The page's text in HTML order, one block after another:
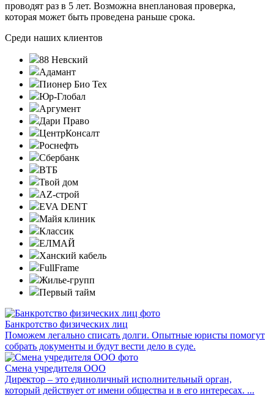
проводят раз в 5 лет. Возможна внеплановая проверка,
которая может быть проведена раньше срока.
Среди наших клиентов
88 Невский
Адамант
Пионер Био Тех
Юр-Глобал
Аргумент
Дари Право
ЦентрКонсалт
Роснефть
Сбербанк
ВТБ
Твой дом
AZ-строй
EVA DENT
Майя клиник
Классик
ЕЛМАЙ
Ханский кабель
FullFrame
Жилье-групп
Первый тайм
Банкротство физических лиц
Поможем легально списать долги. Опытные юристы помогут
собрать документы и будут вести дело в суде.
Смена учредителя ООО
Директор – это единоличный исполнительный орган,
который действует от имени общества и в его интересах. ...